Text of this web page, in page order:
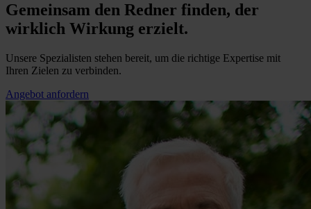
Gemeinsam den Redner finden, der
wirklich Wirkung erzielt.
Unsere Spezialisten stehen bereit, um die richtige Expertise mit
Ihren Zielen zu verbinden.
Angebot anfordern